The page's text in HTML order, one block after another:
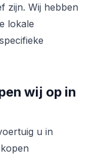
zijn. Wij hebben
lokale
wij op in
u in